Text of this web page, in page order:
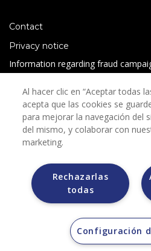
Contact
Privacy notice
Information regarding fraud
Terms and conditions
Grupo Bimbo does not request
the selection
Grupo Bimbo does not sell
does so only through the
Al hacer clic en “Aceptar todas
acepta que las cookies se
para mejorar la navegación del
del mismo, y colaborar con
marketing.
Rechazarlas
todas
Configuración